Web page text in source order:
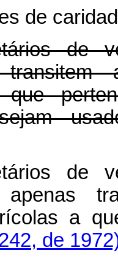
de
de
que
de
apenas
a
de